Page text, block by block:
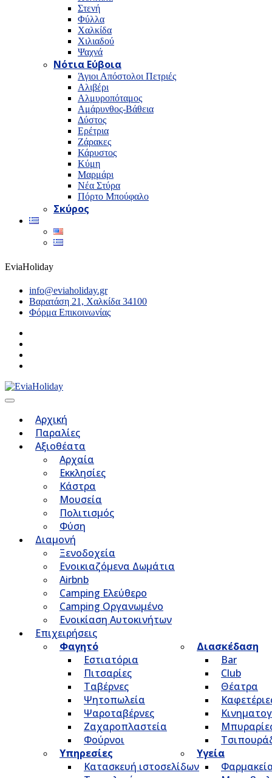
Στενή
Φύλλα
Χαλκίδα
Χιλιαδού
Ψαχνά
Νότια Εύβοια
Άγιοι Απόστολοι Πετριές
Αλιβέρι
Αλμυροπόταμος
Αμάρυνθος-Βάθεια
Δύστος
Ερέτρια
Ζάρακες
Κάρυστος
Κύμη
Μαρμάρι
Νέα Στύρα
Πόρτο Μπούφαλο
Σκύρος
EviaHoliday
info@eviaholiday.gr
Βαρατάση 21, Χαλκίδα 34100
Φόρμα Επικοινωνίας
Αρχική
Παραλίες
Αξιοθέατα
Αρχαία
Εκκλησίες
Κάστρα
Μουσεία
Πολιτισμός
Φύση
Διαμονή
Ξενοδοχεία
Ενοικιαζόμενα Δωμάτια
Airbnb
Camping Ελεύθερο
Camping Οργανωμένο
Ενοικίαση Αυτοκινήτων
Επιχειρήσεις
Φαγητό
Εστιατόρια
Πιτσαρίες
Ταβέρνες
Ψητοπωλεία
Ψαροταβέρνες
Ζαχαροπλαστεία
Φούρνοι
Διασκέδαση
Bar
Club
Θέατρα
Υπηρεσίες
Κατασκευή ιστοσελίδων
Υγεία